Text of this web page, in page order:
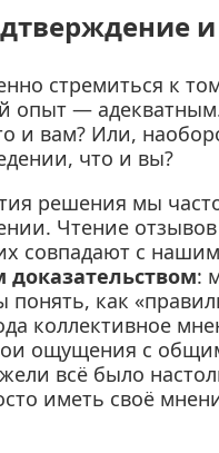
и
стремиться к
опыт — адекватным.
и вам? Или,
что и вы?
решения мы
Чтение
совпадают с
:
понять, как
коллективное
ощущения с
всё было
иметь своё